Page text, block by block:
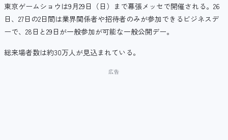
東京ゲームショウは9月29日（日）まで幕張メッセで開催される。26
日、27日の2日間は業界関係者や招待者のみが参加できるビジネスデ
ーで、28日と29日が一般参加が可能な一般公開デー。
総来場者数は約30万人が見込まれている。